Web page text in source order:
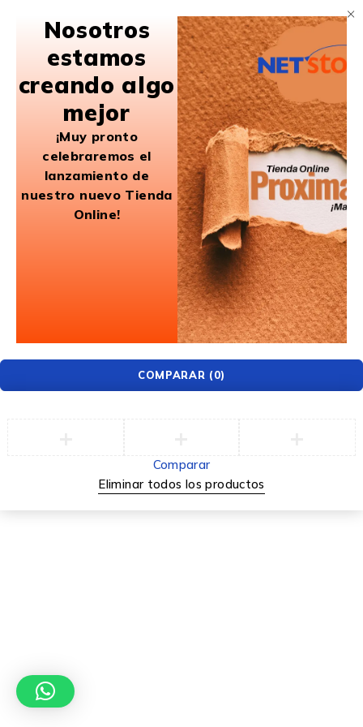
Nosotros
estamos
creando algo
mejor
¡Muy pronto
celebraremos el
lanzamiento de
nuestro nuevo Tienda
Online!
COMPARAR (0)
Comparar
Eliminar todos los productos